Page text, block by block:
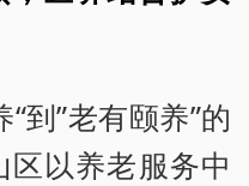
到”老有颐养”的
以养老服务中